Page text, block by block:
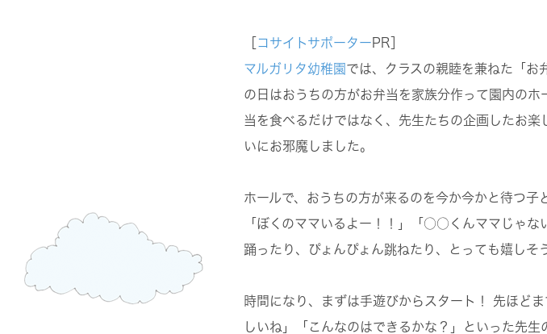
コサイトサポーターPR］
マルガリタ幼稚園 では、クラスの親睦を兼ねた「お
の日はおうちの方がお弁当を家族分作って園内の
当を食べるだけではなく、先生たちの企画したお
いにお邪魔しました。
ホールで、おうちの方が来るのを今か今かと待つ子
「ぼくのママいるよー！！」「○○くんママじゃな
踊ったり、ぴょんぴょん跳ねたり、とっても嬉しそ
時間になり、まずは手遊びからスタート！ 先ほど
しいね」「こんなのはできるかな？」といった先生